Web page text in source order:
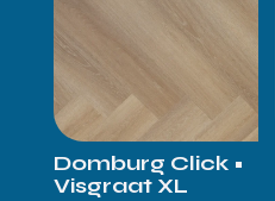
Domburg Click •
Visgraat XL